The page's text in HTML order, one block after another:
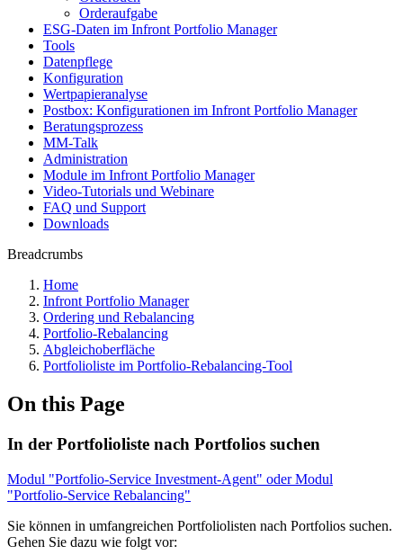
Orderaufgabe
ESG-Daten im Infront Portfolio Manager
Tools
Datenpflege
Konfiguration
Wertpapieranalyse
Postbox: Konfigurationen im Infront Portfolio Manager
Beratungsprozess
MM-Talk
Administration
Module im Infront Portfolio Manager
Video-Tutorials und Webinare
FAQ und Support
Downloads
Breadcrumbs
Home
Infront Portfolio Manager
Ordering und Rebalancing
Portfolio-Rebalancing
Abgleichoberfläche
Portfolioliste im Portfolio-Rebalancing-Tool
On this Page
In der Portfolioliste nach Portfolios suchen
Modul "Portfolio-Service Investment-Agent" oder Modul
"Portfolio-Service Rebalancing"
Sie können in umfangreichen Portfoliolisten nach Portfolios suchen.
Gehen Sie dazu wie folgt vor: